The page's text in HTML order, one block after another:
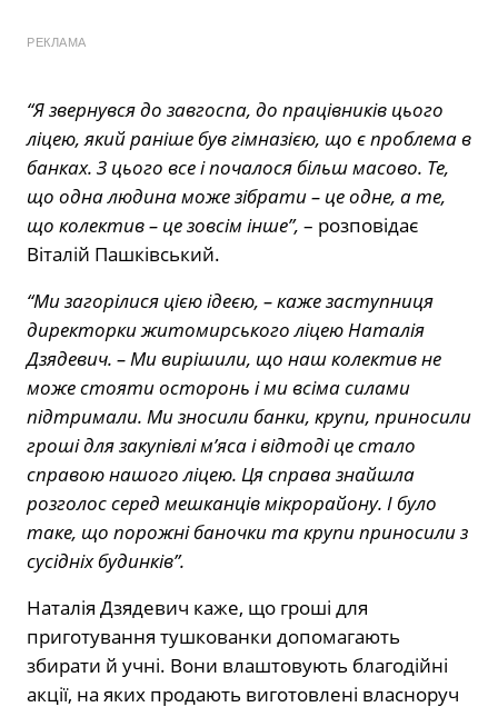
РЕКЛАМА
“Я звернувся до завгоспа, до працівників цього
ліцею, який раніше був гімназією, що є проблема в
банках. З цього все і почалося більш масово. Те,
що одна людина може зібрати – це одне, а те,
що колектив – це зовсім інше”, – розповідає
Віталій Пашківський.
“Ми загорілися цією ідеєю, – каже заступниця
директорки житомирського ліцею Наталія
Дзядевич. – Ми вирішили, що наш колектив не
може стояти осторонь і ми всіма силами
підтримали. Ми зносили банки, крупи, приносили
гроші для закупівлі м’яса і відтоді це стало
справою нашого ліцею. Ця справа знайшла
розголос серед мешканців мікрорайону. І було
таке, що порожні баночки та крупи приносили з
сусідніх будинків”.
Наталія Дзядевич каже, що гроші для
приготування тушкованки допомагають
збирати й учні. Вони влаштовують благодійні
акції, на яких продають виготовлені власноруч